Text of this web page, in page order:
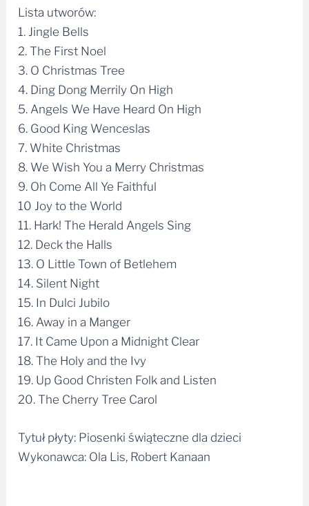
Lista utworów:
1. Jingle Bells
2. The First Noel
3. O Christmas Tree
4. Ding Dong Merrily On High
5. Angels We Have Heard On High
6. Good King Wenceslas
7. White Christmas
8. We Wish You a Merry Christmas
9. Oh Come All Ye Faithful
10 Joy to the World
11. Hark! The Herald Angels Sing
12. Deck the Halls
13. O Little Town of Betlehem
14. Silent Night
15. In Dulci Jubilo
16. Away in a Manger
17. It Came Upon a Midnight Clear
18. The Holy and the Ivy
19. Up Good Christen Folk and Listen
20. The Cherry Tree Carol
Tytuł płyty: Piosenki świąteczne dla dzieci
Wykonawca: Ola Lis, Robert Kanaan